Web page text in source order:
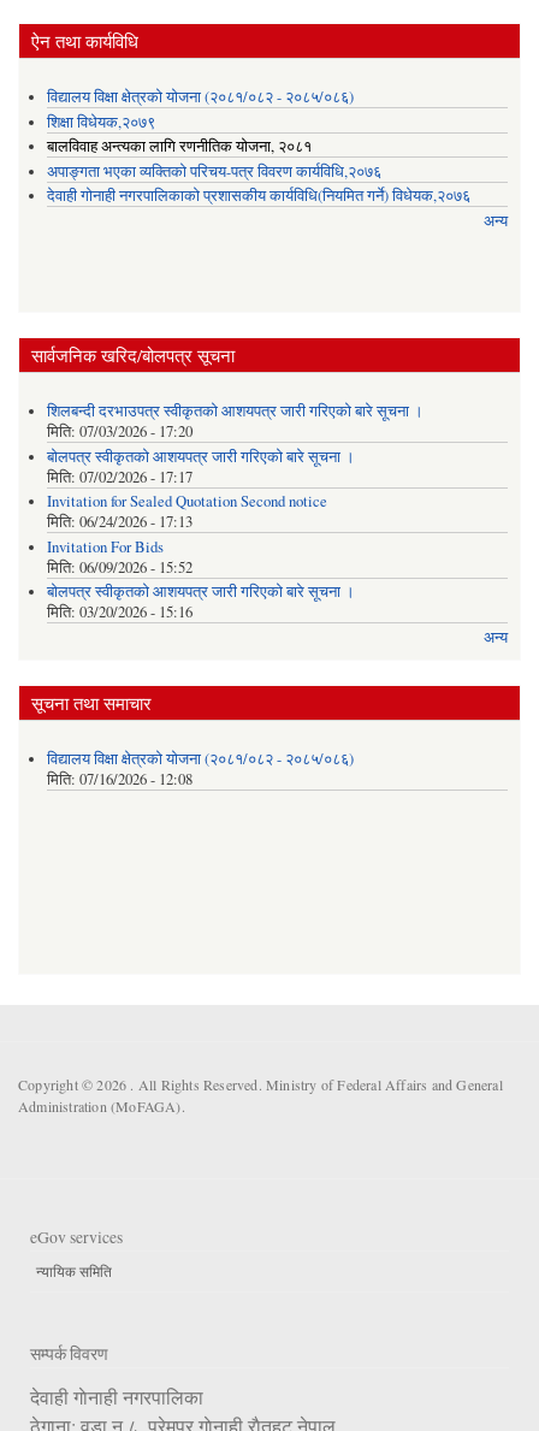
ऐन तथा कार्यविधि
विद्यालय विक्षा क्षेत्रको योजना (२०८१/०८२ - २०८५/०८६)
शिक्षा विधेयक,२०७९
बालविवाह अन्त्यका लागि रणनीतिक योजना, २०८१
अपाङ्गता भएका व्यक्तिको परिचय-पत्र विवरण कार्यविधि,२०७६
देवाही गोनाही नगरपालिकाको प्रशासकीय कार्यविधि(नियमित गर्ने) विधेयक,२०७६
अन्य
सार्वजनिक खरिद/बोलपत्र सूचना
शिलबन्दी दरभाउपत्र स्वीकृतको आशयपत्र जारी गरिएको बारे सूचना ।
मिति: 07/03/2026 - 17:20
बोलपत्र स्वीकृतको आशयपत्र जारी गरिएको बारे सूचना ।
मिति: 07/02/2026 - 17:17
Invitation for Sealed Quotation Second notice
मिति: 06/24/2026 - 17:13
Invitation For Bids
मिति: 06/09/2026 - 15:52
बोलपत्र स्वीकृतको आशयपत्र जारी गरिएको बारे सूचना ।
मिति: 03/20/2026 - 15:16
अन्य
सूचना तथा समाचार
विद्यालय विक्षा क्षेत्रको योजना (२०८१/०८२ - २०८५/०८६)
मिति: 07/16/2026 - 12:08
Copyright © 2026 . All Rights Reserved. Ministry of Federal Affairs and General
Administration (MoFAGA).
eGov services
न्यायिक समिति
सम्पर्क विवरण
देवाही गाेनाही नगरपालिका
ठेगाना: वडा न.८, प्रेमपुर गाेनाही,राैतहट,नेपाल